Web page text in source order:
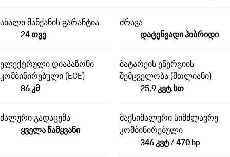
ახალი მანქანის გარანტია
24 თვე
ძრავა
დატენვადი ჰიბრიდი
ელექტრული დიაპაზონი
კომბინირებული (ECE)
86 კმ
ბატარეის ენერგიის
შემცველობა (მთლიანი)
25,9 კვტ.სთ
ძალური გადაცემა
ყველა წამყვანი
მაქსიმალური სიმძლავრე
კომბინირებული
346 კვტ / 470 hp